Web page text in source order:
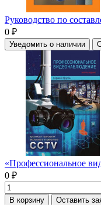
Руководство по
0 ₽
Уведомить о наличии
«Профессиональное
0 ₽
В корзину Оставить